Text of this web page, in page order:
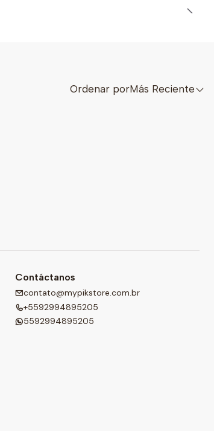
Ordenar porMás Reciente
Contáctanos
contato@mypikstore.com.br
+5592994895205
5592994895205